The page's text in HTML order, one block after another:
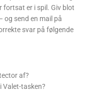
fortsat er i spil. Giv blot
og send en mail på
svar på følgende
af?
Valet-tasken?